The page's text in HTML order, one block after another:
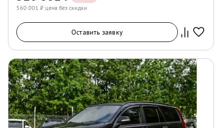
560 001 ₽ цена без скидки
Оставить заявку